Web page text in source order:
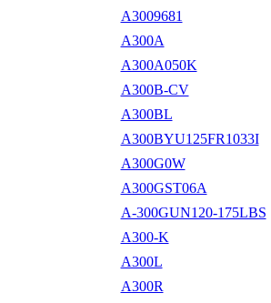
A3009681
A300A
A300A050K
A300B-CV
A300BL
A300BYU125FR1033I
A300G0W
A300GST06A
A-300GUN120-175LBS
A300-K
A300L
A300R